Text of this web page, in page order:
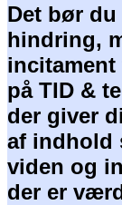
Det bør
hindring,
incitament
på TID &
der giver
af indhold
viden og
der er